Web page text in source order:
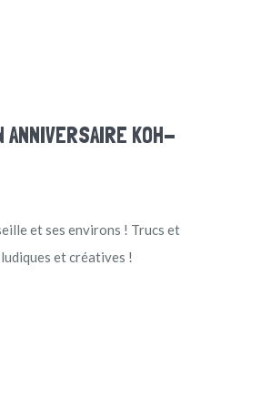
ANNIVERSAIRE KOH-
et ses environs ! Trucs et
et créatives !